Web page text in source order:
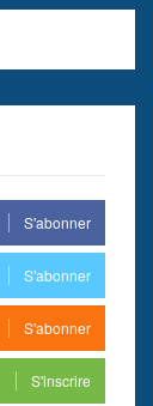
S'abonner
S'abonner
S'abonner
S'inscrire